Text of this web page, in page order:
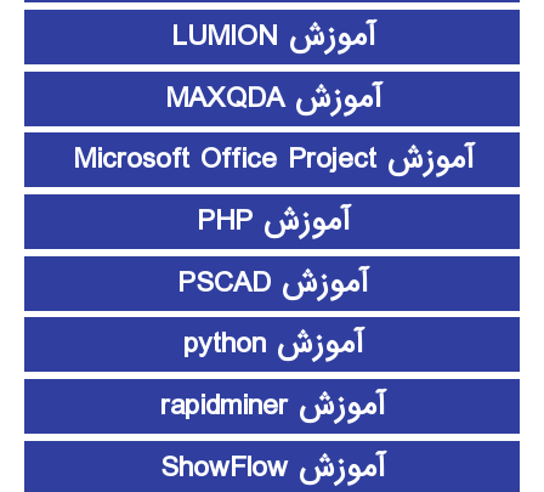
آموزش LUMION
آموزش MAXQDA
آموزش Microsoft Office Project
آموزش PHP
آموزش PSCAD
آموزش python
آموزش rapidminer
آموزش ShowFlow